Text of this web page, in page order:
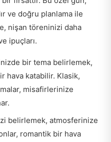
ve doğru planlama ile
nişan töreninizi daha
ipuçları.
bir tema belirlemek,
hava katabilir. Klasik,
misafirlerinize
belirlemek, atmosferinize
romantik bir hava